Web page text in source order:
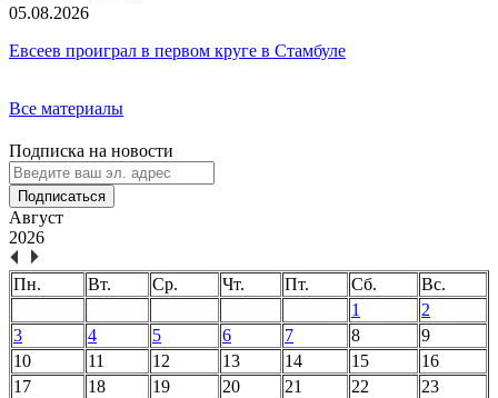
05.08.2026
Евсеев проиграл в первом круге в Стамбуле
Все материалы
Подписка на новости
Подписаться
Август
2026
Пн. Вт. Ср. Чт. Пт. Сб.
Вс.
1
2
3
4 5 6 7 8
9
10
11 12 13 14 15
16
17
18 19 20 21 22
23